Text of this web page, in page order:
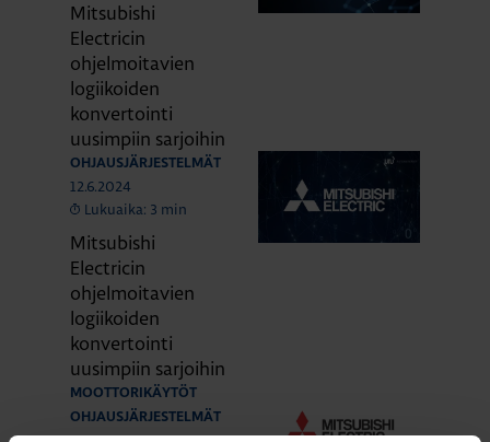
Mitsubishi
Electricin
ohjelmoitavien
logiikoiden
konvertointi
uusimpiin sarjoihin
OHJAUSJÄRJESTELMÄT
12.6.2024
Lukuaika: 3 min
Mitsubishi
Electricin
ohjelmoitavien
logiikoiden
konvertointi
uusimpiin sarjoihin
MOOTTORIKÄYTÖT
OHJAUSJÄRJESTELMÄT